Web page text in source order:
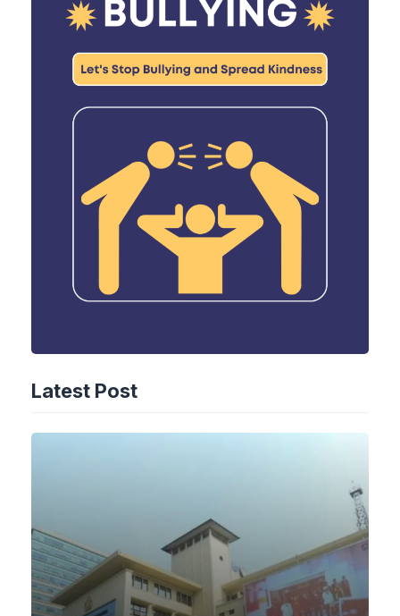
Latest Post